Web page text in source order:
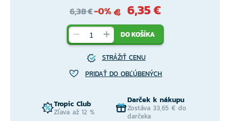
6,38 €-0% 6,35 €
DO KOŠÍKA
STRÁŽIŤ CENU
PRIDAŤ DO OBĽÚBENÝCH
Tropic Club
Zľava až 12 %
Darček k nákupu
Zostáva 33,65 € do
darčeka